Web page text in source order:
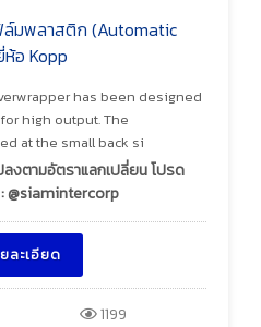
มพลาสติก (Automatic
อ Kopp
has been designed
high output. The
at the small back si
งตามอัตราแลกเปลี่ยน โปรด
@siamintercorp
ละเอียด
1199